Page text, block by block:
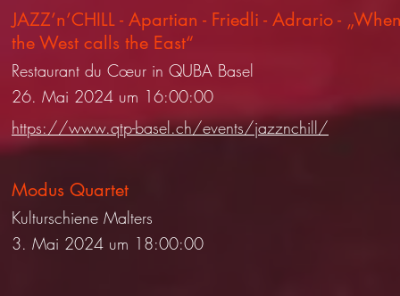
JAZZ’n’CHILL - Apartian - Friedli - Adrario -
the West calls the East“
Restaurant du Cœur in QUBA Basel
26. Mai 2024 um 16:00:00
https://www.qtp-basel.ch/events/jazznchill/
Modus Quartet
Kulturschiene Malters
3. Mai 2024 um 18:00:00